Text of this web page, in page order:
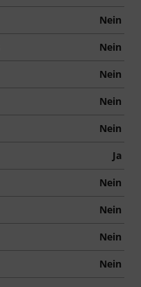
Nein
Nein
Nein
Nein
Nein
Ja
Nein
Nein
Nein
Nein